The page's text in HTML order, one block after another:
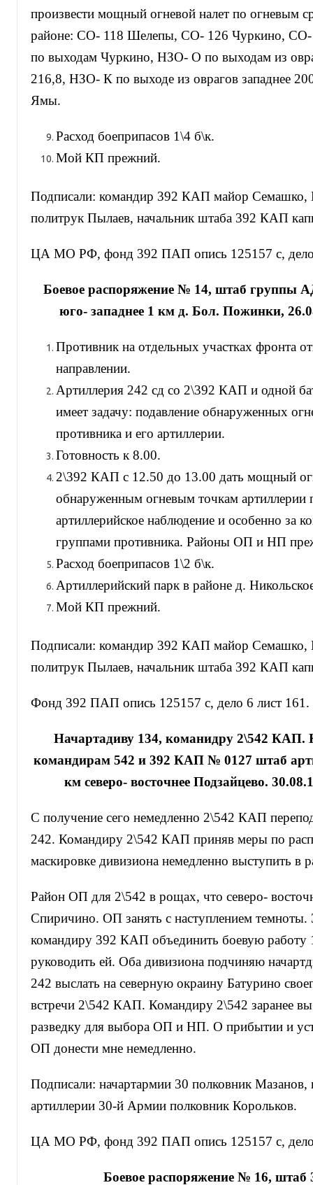
произвести мощный огневой налет по огневым
районе: СО- 118 Шелепы, СО- 126 Чуркино,
по выходам Чуркино, НЗО- О по выходам из
216,8, НЗО- К по выходе из оврагов западнее
Ямы.
Расход боеприпасов 1\4 б\к.
Мой КП прежний.
Подписали: командир 392 КАП майор Семашко,
политрук Пылаев, начальник штаба 392 КАП
ЦА МО РФ, фонд 392 ПАП опись 125157 с, дело
Боевое распоряжение № 14, штаб группы
юго- западнее 1 км д. Бол. Пожинки,
Противник на отдельных участках фронта
направлении.
Артиллерия 242 сд со 2\392 КАП и одной
имеет задачу: подавление обнаруженных
противника и его артиллерии.
Готовность к 8.00.
2\392 КАП с 12.50 до 13.00 дать мощный
обнаруженным огневым точкам артиллерии
артиллерийское наблюдение и особенно за
группами противника. Районы ОП и НП
Расход боеприпасов 1\2 б\к.
Артиллерийский парк в районе д.
Мой КП прежний.
Подписали: командир 392 КАП майор Семашко,
политрук Пылаев, начальник штаба 392 КАП
Фонд 392 ПАП опись 125157 с, дело 6 лист 161.
Начартадиву 134, команидру 2\542
командирам 542 и 392 КАП № 0127 штаб
км северо- восточнее Подзайцево.
С получение сего немедленно 2\542 КАП
242. Командиру 2\542 КАП приняв меры по
маскировке дивизиона немедленно выступить в
Район ОП для 2\542 в рощах, что северо-
Спиричино. ОП занять с наступлением темноты.
командиру 392 КАП объединить боевую
руководить ей. Оба дивизиона подчиняю
242 выслать на северную окраину Батурино
встречи 2\542 КАП. Командиру 2\542 заранее
разведку для выбора ОП и НП. О прибытии и
ОП донести мне немедленно.
Подписали: начартармии 30 полковник Мазанов,
артиллерии 30-й Армии полковник Корольков.
ЦА МО РФ, фонд 392 ПАП опись 125157 с, дело
Боевое распоряжение № 16,